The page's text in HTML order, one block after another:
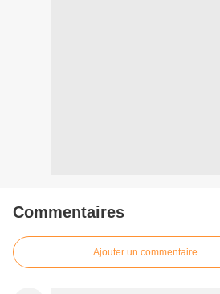
Commentaires
Ajouter un commentaire